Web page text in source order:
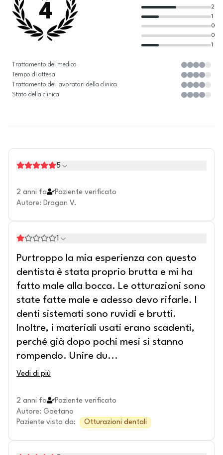
4
1
0
0
1
2
Trattamento del medico
Tempo di attesa
Trattamento dei lavoratori della clinica
Stato della clinica
5
2 anni fa
Paziente verificato
Autore: Dragan V.
1
Purtroppo la mia esperienza con questo
dentista è stata proprio brutta e mi ha
fatto male alla bocca. Le otturazioni sono
state fatte male e adesso devo rifarle. I
denti sistemati sono ruvidi e brutti.
Inoltre, i materiali usati erano scadenti,
perché già dopo pochi mesi si stanno
rompendo. Unire du...
Vedi di più
2 anni fa
Paziente verificato
Autore: Gaetano
Paziente visto da: Otturazioni dentali